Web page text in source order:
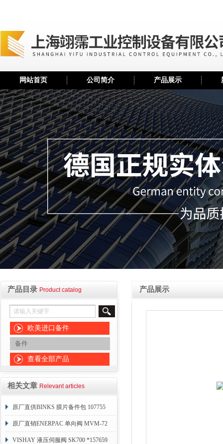
网站首页 公司简介 产品展示
产品目录 Product catalog
欧美进口备件
备件
查看全部产品
相关文章 Relevant articles
原厂直供BINKS 膜片备件包 107755
原厂直销ENERPAC 单向阀 MVM-72
VISHAY 液压伺服阀 SK700 *157659
产品展示